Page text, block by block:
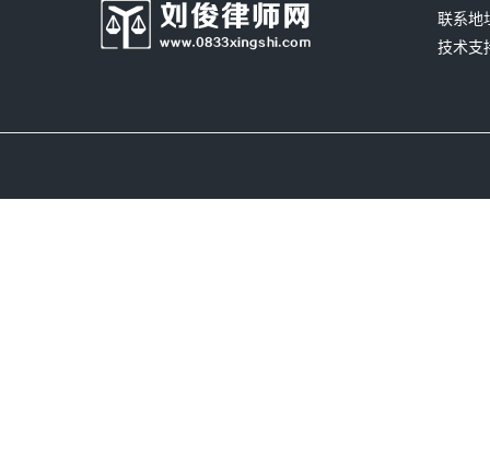
联系地
技术支